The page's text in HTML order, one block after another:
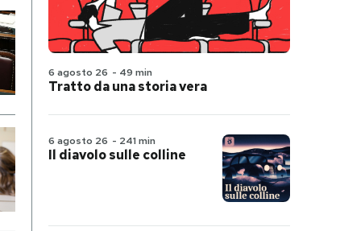
6 agosto 26 - 49 min
Tratto da una storia vera
6 agosto 26 - 241 min
Il diavolo sulle colline